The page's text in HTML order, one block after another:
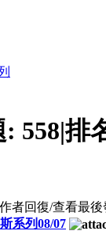
: 558|排
作者回復/查看最後
系列08/07